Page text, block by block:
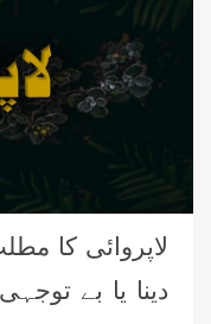
لاپروائی کا
دینا یا بے